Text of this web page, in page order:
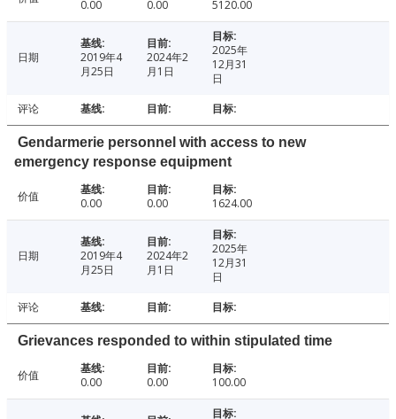
0.00 0.00 5120.00
日期
2019年4
月25日
2024年2
月1日
2025年
12月31
日
评论
Gendarmerie personnel with access to new
emergency response equipment
价值 0.00 0.00 1624.00
日期
2019年4
月25日
2024年2
月1日
2025年
12月31
日
评论
Grievances responded to within stipulated time
价值 0.00 0.00 100.00